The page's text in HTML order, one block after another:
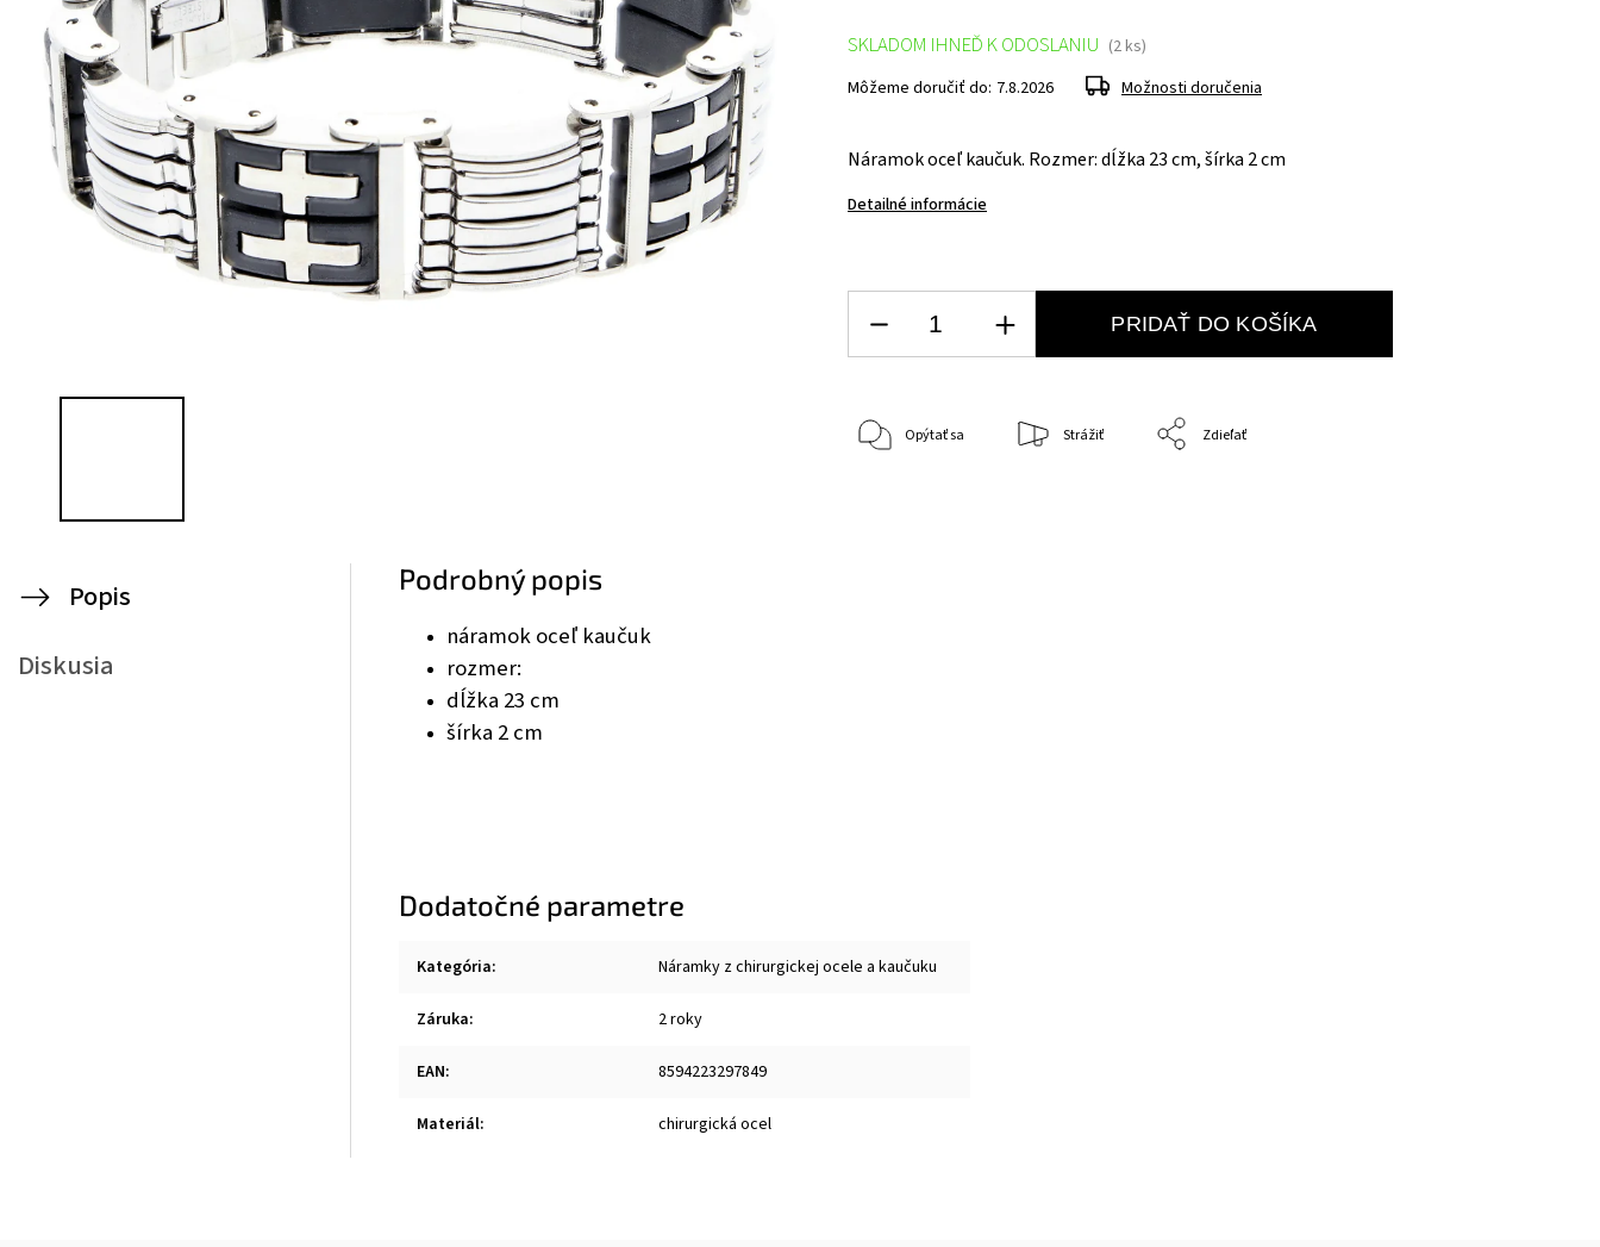
Náramok oceľ kaučuk. Rozmer: dĺžka 23 cm, šírka 2 cm
Detailné informácie
SKLADOM IHNEĎ K ODOSLANIU (2 ks)
Môžeme doručiť do: 7.8.2026 Možnosti doručenia
PRIDAŤ DO KOŠÍKA
Opýtať sa Strážiť Zdieľať
Popis
Diskusia
Podrobný popis
náramok oceľ kaučuk
rozmer:
dĺžka 23 cm
šírka 2 cm
Dodatočné parametre
Kategória: Náramky z chirurgickej ocele a kaučuku
Záruka: 2 roky
EAN: 8594223297849
Materiál: chirurgická ocel